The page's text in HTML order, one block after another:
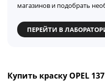
магазинов и подобрать
ПЕРЕЙТИ В
Купить краску OPEL